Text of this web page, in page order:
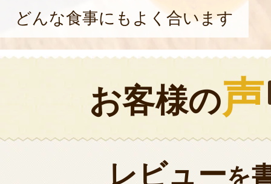
どんな食事にもよく合います
お客様の声
レビューを